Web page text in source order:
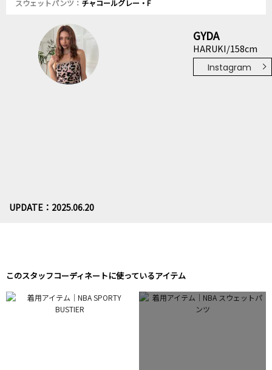
スウェットパンツ： チャコールグレー・F
GYDA
HARUKI/158cm
Instagram
UPDATE：2025.06.20
このスタッフコーディネートに使っているアイテム